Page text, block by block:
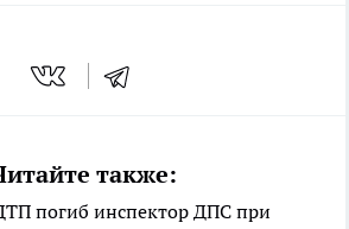
также:
погиб инспектор ДПС при